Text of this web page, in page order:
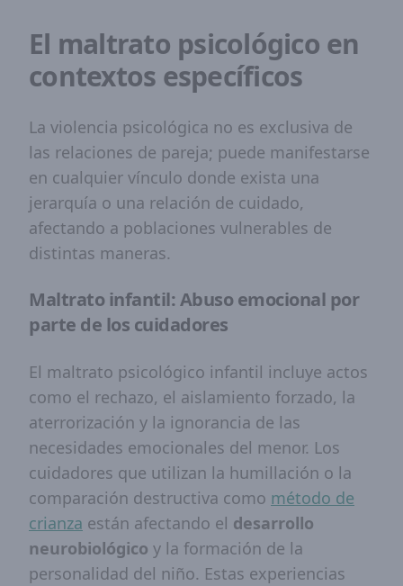
El maltrato psicológico en
contextos específicos
La violencia psicológica no es exclusiva de
las relaciones de pareja; puede manifestarse
en cualquier vínculo donde exista una
jerarquía o una relación de cuidado,
afectando a poblaciones vulnerables de
distintas maneras.
Maltrato infantil: Abuso emocional por
parte de los cuidadores
El maltrato psicológico infantil incluye actos
como el rechazo, el aislamiento forzado, la
aterrorización y la ignorancia de las
necesidades emocionales del menor. Los
cuidadores que utilizan la humillación o la
comparación destructiva como método de
crianza están afectando el desarrollo
neurobiológico y la formación de la
personalidad del niño. Estas experiencias